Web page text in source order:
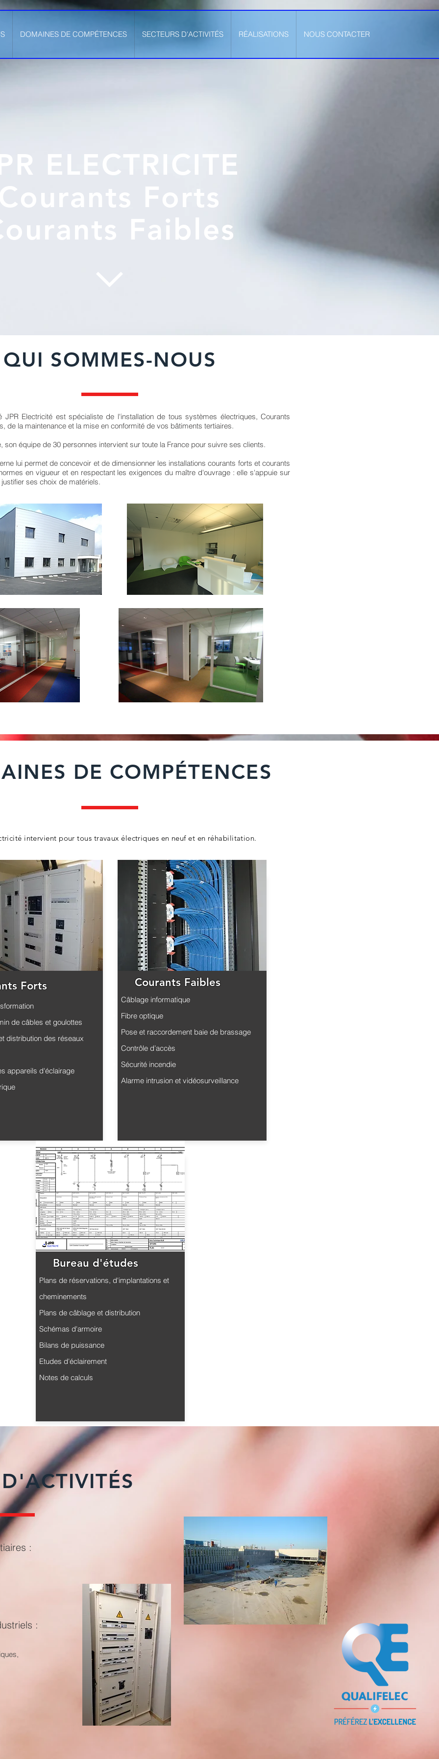
DOMAINES DE COMPÉTENCES SECTEURS D'ACTIVITÉS RÉALISATIONS NOUS CONTACTER
ELECTRICITE
Courants Forts
Faibles
QUI SOMMES-NOUS
JPR Electricité est spécialiste de l'installation de tous systèmes électriques, Courants
de la maintenance et la mise en conformité de vos bâtiments tertiaires.
son équipe de 30 personnes intervient sur toute la France pour suivre ses clients.
lui permet de concevoir et de dimensionner les installations courants forts et courants
en vigueur et en respectant les exigences du maître d'ouvrage : elle s'appuie sur
ses choix de matériels.
DE COMPÉTENCES
intervient pour tous travaux électriques en neuf et en réhabilitation.
Forts
de câbles et goulottes
distribution des réseaux
appareils d'éclairage
Courants Faibles
Câblage informatique
Fibre optique
Pose et raccordement baie de brassage
Contrôle d’accès
Sécurité incendie
Alarme intrusion et vidéosurveillance
Bureau d'études
Plans de réservations, d'implantations et
cheminements
Plans de câblage et distribution
Schémas d'armoire
Bilans de puissance
Etudes d'éclairement
Notes de calculs
:
: